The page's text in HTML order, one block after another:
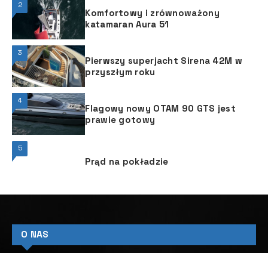
2
Komfortowy i zrównoważony
katamaran Aura 51
3
Pierwszy superjacht Sirena 42M w
przyszłym roku
4
Flagowy nowy OTAM 90 GTS jest
prawie gotowy
5
Prąd na pokładzie
O NAS